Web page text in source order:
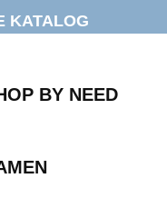
KATALOG
BY NEED